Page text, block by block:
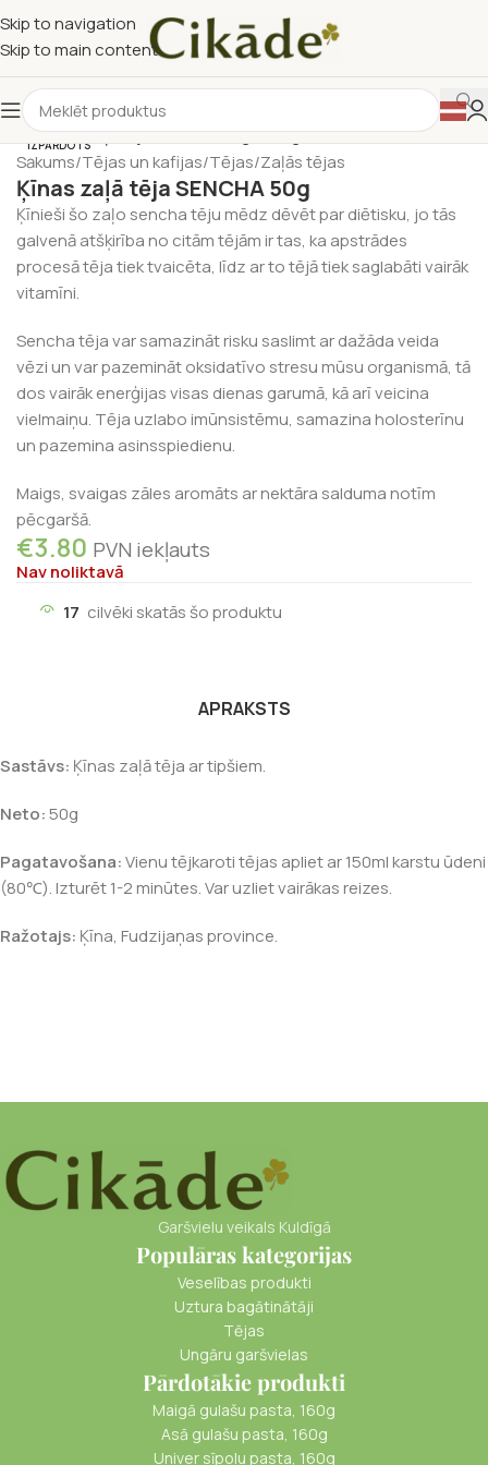
Skip to navigation
Skip to main content
IZPĀRDOTS
Sākums/Tējas un kafijas/Tējas/Zaļās tējas
Ķīnas zaļā tēja SENCHA 50g
Ķīnieši šo zaļo sencha tēju mēdz dēvēt par diētisku, jo tās
galvenā atšķirība no citām tējām ir tas, ka apstrādes
procesā tēja tiek tvaicēta, līdz ar to tējā tiek saglabāti vairāk
vitamīni.
Sencha tēja var samazināt risku saslimt ar dažāda veida
vēzi un var pazemināt oksidatīvo stresu mūsu organismā, tā
dos vairāk enerģijas visas dienas garumā, kā arī veicina
vielmaiņu. Tēja uzlabo imūnsistēmu, samazina holosterīnu
un pazemina asinsspiedienu.
Maigs, svaigas zāles aromāts ar nektāra salduma notīm
pēcgaršā.
€3.80 PVN iekļauts
Nav noliktavā
17 cilvēki skatās šo produktu
APRAKSTS
Sastāvs: Ķīnas zaļā tēja ar tipšiem.
Neto:50g
Pagatavošana:Vienu tējkaroti tējas apliet ar 150ml karstu ūdeni
(80℃). Izturēt 1-2 minūtes. Var uzliet vairākas reizes.
Ražotajs: Ķīna, Fudzijaņas province.
Garšvielu veikals Kuldīgā
Populāras kategorijas
Veselības produkti
Uztura bagātinātāji
Tējas
Ungāru garšvielas
Pārdotākie produkti
Maigā gulašu pasta, 160g
Asā gulašu pasta, 160g
Univer sīpolu pasta, 160g